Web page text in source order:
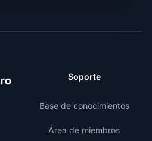
Soporte
Base de conocimientos
Área de miembros